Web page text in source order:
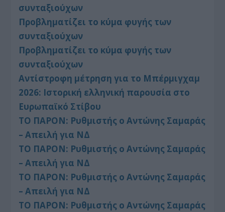
συνταξιούχων
Προβληματίζει το κύμα φυγής των
συνταξιούχων
Προβληματίζει το κύμα φυγής των
συνταξιούχων
Αντίστροφη μέτρηση για το Μπέρμιγχαμ
2026: Ιστορική ελληνική παρουσία στο
Ευρωπαϊκό Στίβου
ΤΟ ΠΑΡΟΝ: Ρυθμιστής ο Αντώνης Σαμαράς
– Απειλή για ΝΔ
ΤΟ ΠΑΡΟΝ: Ρυθμιστής ο Αντώνης Σαμαράς
– Απειλή για ΝΔ
ΤΟ ΠΑΡΟΝ: Ρυθμιστής ο Αντώνης Σαμαράς
– Απειλή για ΝΔ
ΤΟ ΠΑΡΟΝ: Ρυθμιστής ο Αντώνης Σαμαράς